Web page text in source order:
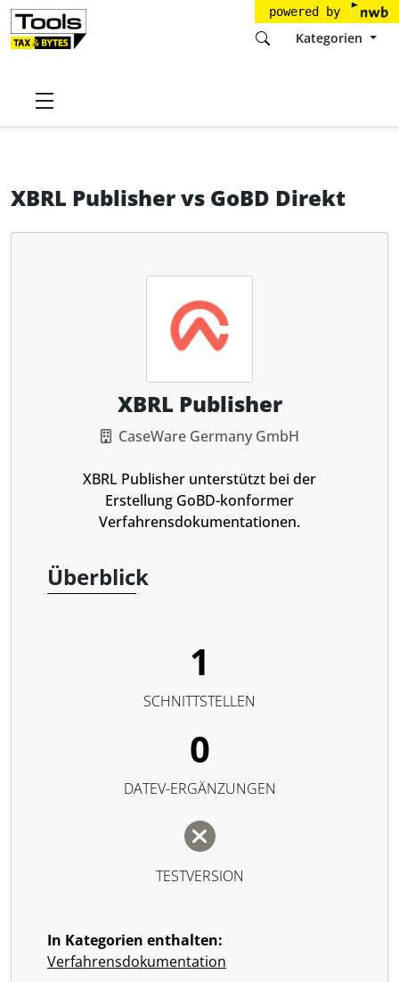
powered by
Kategorien
Startseite
XBRL Publishervs GoBD Direkt
XBRL Publisher
CaseWare Germany GmbH
XBRL Publisher unterstützt bei der
Erstellung GoBD-konformer
Verfahrensdokumentationen.
Überblick
1
SCHNITTSTELLEN
0
DATEV-ERGÄNZUNGEN
TESTVERSION
In Kategorien enthalten:
Verfahrensdokumentation